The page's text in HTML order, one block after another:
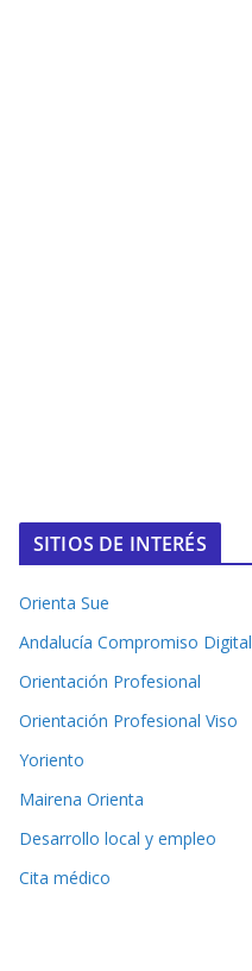
SITIOS DE INTERÉS
Orienta Sue
Andalucía Compromiso Digital
Orientación Profesional
Orientación Profesional Viso
Yoriento
Mairena Orienta
Desarrollo local y empleo
Cita médico